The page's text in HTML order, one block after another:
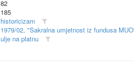
82
185
historicizam
1979/02, "Sakralna umjetnost iz fundusa
ulje na platnu